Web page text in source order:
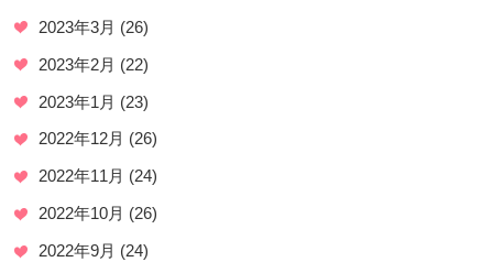
2023年3月 (26)
2023年2月 (22)
2023年1月 (23)
2022年12月 (26)
2022年11月 (24)
2022年10月 (26)
2022年9月 (24)